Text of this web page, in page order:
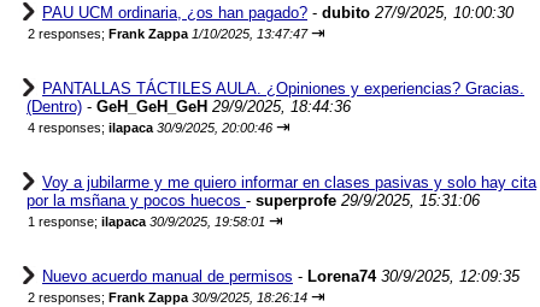
PAU UCM ordinaria, ¿os han pagado? - dubito 27/9/2025, 10:00:30
2 responses; Frank Zappa 1/10/2025, 13:47:47 ⇥
PANTALLAS TÁCTILES AULA. ¿Opiniones y experiencias? Gracias.
(Dentro) - GeH_GeH_GeH 29/9/2025, 18:44:36
4 responses; ilapaca 30/9/2025, 20:00:46 ⇥
Voy a jubilarme y me quiero informar en clases pasivas y solo hay cita
por la msñana y pocos huecos - superprofe 29/9/2025, 15:31:06
1 response; ilapaca 30/9/2025, 19:58:01 ⇥
Nuevo acuerdo manual de permisos - Lorena74 30/9/2025, 12:09:35
2 responses; Frank Zappa 30/9/2025, 18:26:14 ⇥